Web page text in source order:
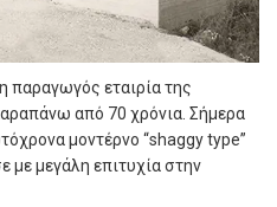
παραγωγός εταιρία της
από 70 χρόνια. Σήμερα
μοντέρνο “shaggy type”
με μεγάλη επιτυχία στην